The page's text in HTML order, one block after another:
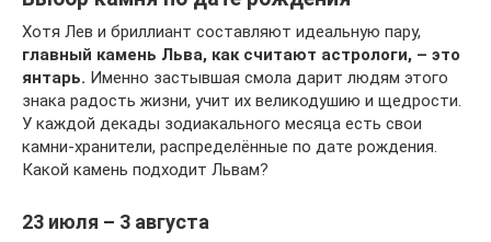
Хотя Лев и бриллиант составляют идеальную пару,
главный камень Льва, как считают астрологи, – это
янтарь. Именно застывшая смола дарит людям этого
знака радость жизни, учит их великодушию и щедрости.
У каждой декады зодиакального месяца есть свои
камни-хранители, распределённые по дате рождения.
Какой камень подходит Львам?
23 июля – 3 августа